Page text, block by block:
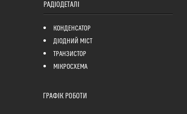
РАДІОДЕТАЛІ
КОНДЕНСАТОР
ДІОДНИЙ МІСТ
ТРАНЗИСТОР
МІКРОСХЕМА
ГРАФІК РОБОТИ